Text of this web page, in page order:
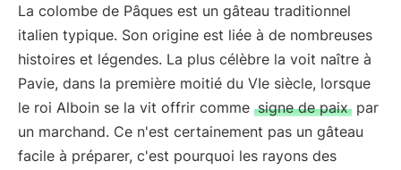
La colombe de Pâques est un gâteau traditionnel
italien typique. Son origine est liée à de nombreuses
histoires et légendes. La plus célèbre la voit naître à
Pavie, dans la première moitié du VIe siècle, lorsque
le roi Alboin se la vit offrir comme signe de paix par
un marchand. Ce n'est certainement pas un gâteau
facile à préparer, c'est pourquoi les rayons des